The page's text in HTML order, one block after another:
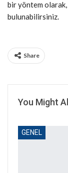
bir yöntem
bulunabilirsiniz.
Share
You Might
GENEL